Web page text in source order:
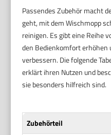
Passendes Zubehör macht
geht, mit dem Wischmopp
reinigen. Es gibt eine Reihe
den Bedienkomfort erhöhen
verbessern. Die folgende
erklärt ihren Nutzen und
sie besonders hilfreich sind.
Zubehörteil